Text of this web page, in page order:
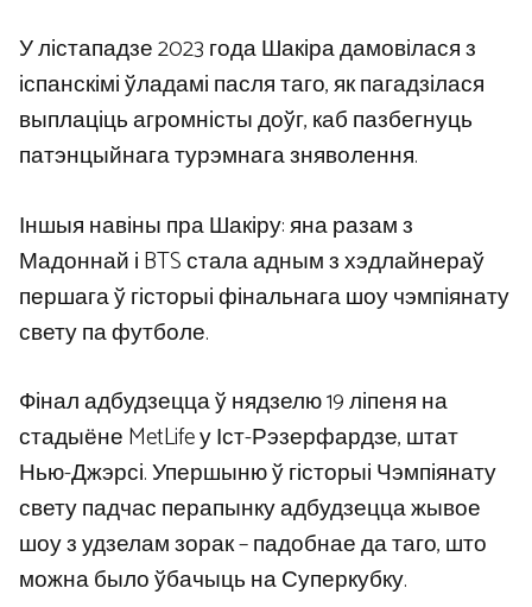
У лістападзе 2023 года Шакіра дамовілася з
іспанскімі ўладамі пасля таго, як пагадзілася
выплаціць агромністы доўг, каб пазбегнуць
патэнцыйнага турэмнага зняволення.
Іншыя навіны пра Шакіру: яна разам з
Мадоннай і BTS стала адным з хэдлайнераў
першага ў гісторыі фінальнага шоу чэмпіянату
свету па футболе.
Фінал адбудзецца ў нядзелю 19 ліпеня на
стадыёне MetLife у Іст-Рэзерфардзе, штат
Нью-Джэрсі. Упершыню ў гісторыі Чэмпіянату
свету падчас перапынку адбудзецца жывое
шоу з удзелам зорак – падобнае да таго, што
можна было ўбачыць на Суперкубку.